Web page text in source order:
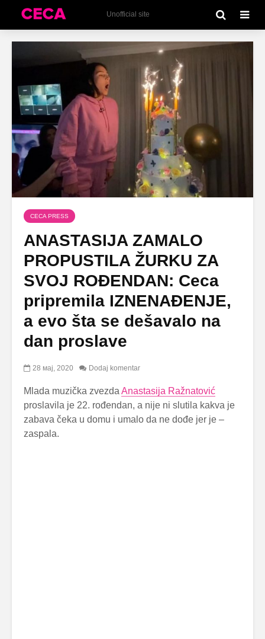
Unofficial site
CECA PRESS
ANASTASIJA ZAMALO
PROPUSTILA ŽURKU ZA
SVOJ ROĐENDAN: Ceca
pripremila IZNENAĐENJE,
a evo šta se dešavalo na
dan proslave
28 мај, 2020 Dodaj komentar
Mlada muzička zvezdaAnastasija Ražnatović
proslavila je 22. rođendan, a nije ni slutila kakva je
zabava čeka u domu i umalo da ne dođe jer je –
zaspala.